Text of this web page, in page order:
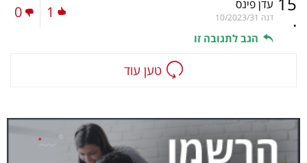
.
עדן פינס
דנה 10/2023/31
הגב לתגובה זו
1
0
טען עוד